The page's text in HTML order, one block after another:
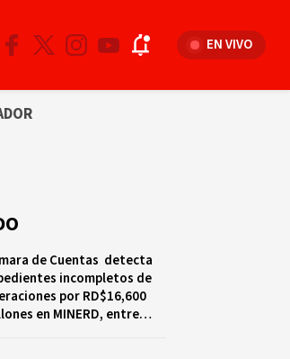
EN VIVO
de Cuentas detecta
incompletos de
por RD$16,600
en MINERD, entre